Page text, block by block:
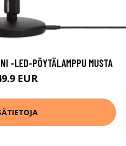
-LED-PÖYTÄLAMPPU MUSTA
EUR